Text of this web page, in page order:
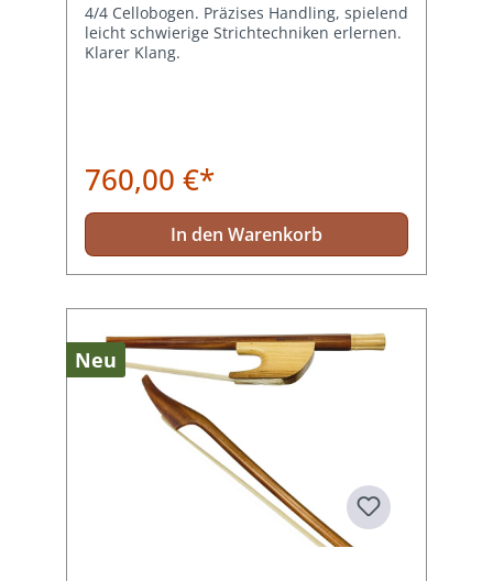
4/4 Cellobogen. Präzises Handling, spielend
leicht schwierige Strichtechniken erlernen.
Klarer Klang.
760,00 €*
In den Warenkorb
Neu